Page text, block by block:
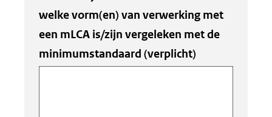
welke vorm(en) van verwerking met
een mLCA is/zijn vergeleken met de
minimumstandaard (verplicht)